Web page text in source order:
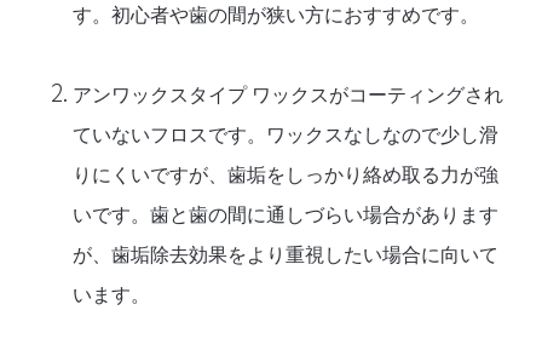
す。初心者や歯の間が狭い方におすすめです。
アンワックスタイプワックスがコーティングされ
ていないフロスです。ワックスなしなので少し滑
りにくいですが、歯垢をしっかり絡め取る力が強
いです。歯と歯の間に通しづらい場合があります
が、歯垢除去効果をより重視したい場合に向いて
います。